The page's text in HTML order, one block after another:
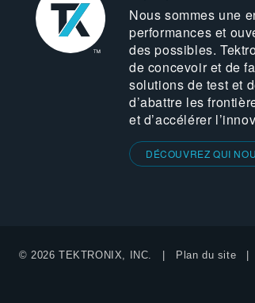
Nous sommes une
performances et
des possibles.
de concevoir et de
solutions de test et
d’abattre les
et d’accélérer
DÉCOUVREZ QUI
© 2026 TEKTRONIX, INC. Plan du site